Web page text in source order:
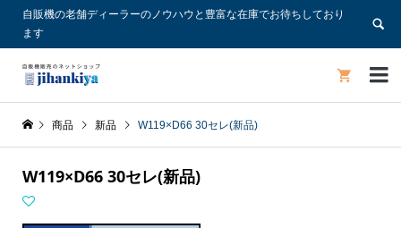
自販機の老舗ディーラーのノウハウと豊富な在庫でお待ちしており
ます


商品 新品 W119×D66 30セレ(新品)
W119×D66 30セレ(新品)